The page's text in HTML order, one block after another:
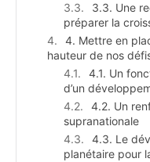
3.3. Une
préparer la
4. Mettre en
hauteur de nos
4.1. Un
d’un
4.2. Un
supranationale
4.3. Le
planétaire pour